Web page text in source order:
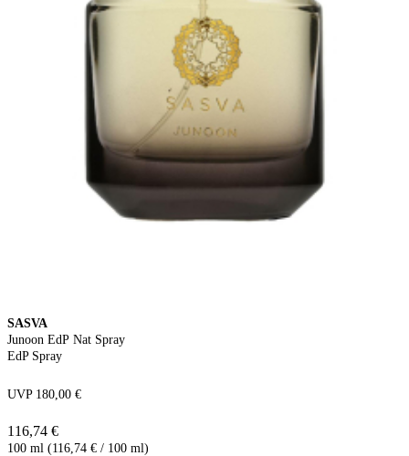
SASVA
Junoon EdP Nat Spray
EdP Spray
UVP 180,00 €
116,74 €
100 ml (116,74 € / 100 ml)